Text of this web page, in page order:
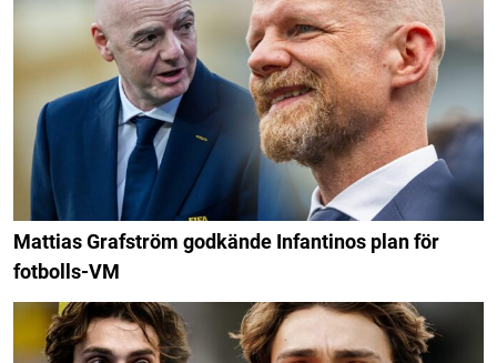
Mattias Grafström godkände Infantinos plan för
fotbolls-VM